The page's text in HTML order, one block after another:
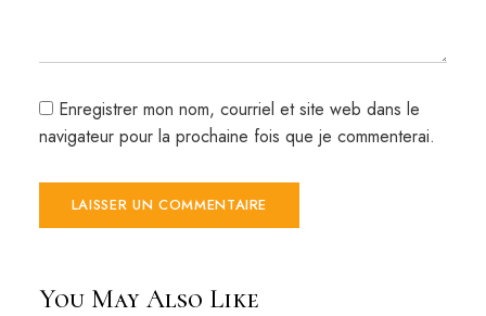
Enregistrer mon nom, courriel et site web dans le
navigateur pour la prochaine fois que je commenterai.
You May Also Like